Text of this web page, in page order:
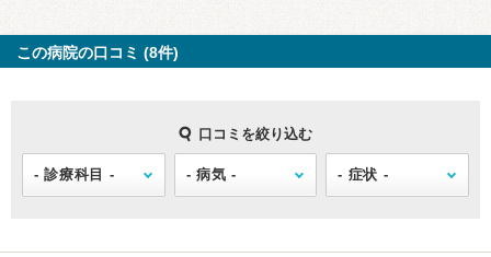
この病院の口コミ (8件)
口コミを絞り込む